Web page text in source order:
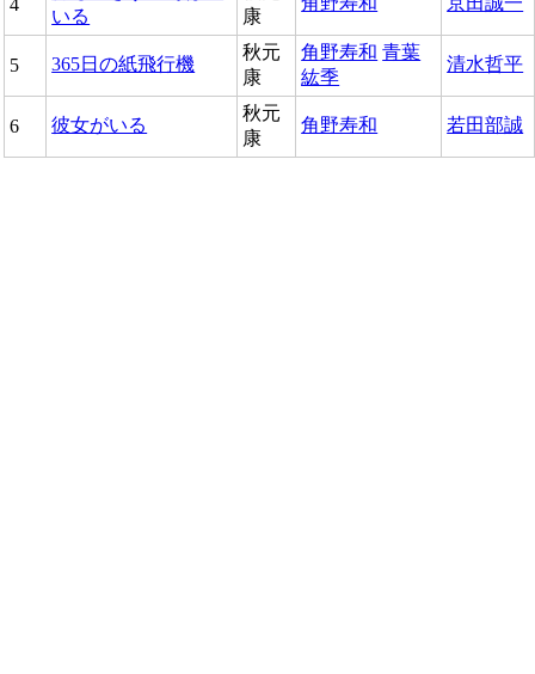
4
いる
康
5 365日の紙飛行機
秋元
康
角野寿和 青葉
紘季
清水哲平
6 彼女がいる
秋元
康
角野寿和 若田部誠